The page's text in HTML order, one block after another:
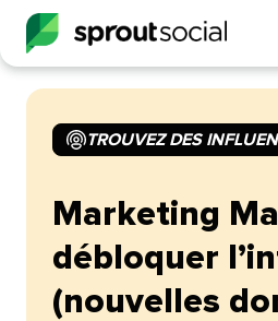
TROUVEZ DES
Marketing
débloquer
(nouvelles